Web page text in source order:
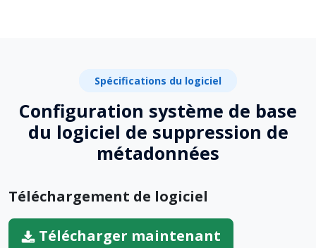
Spécifications du logiciel
Configuration système de base
du logiciel de suppression de
métadonnées
Téléchargement de logiciel
Télécharger maintenant